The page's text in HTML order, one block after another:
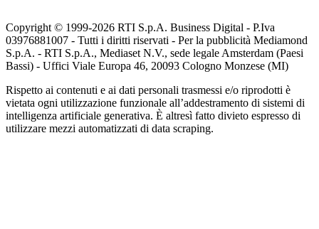
Copyright © 1999-2026 RTI S.p.A. Business Digital - P.Iva
03976881007 - Tutti i diritti riservati - Per la pubblicità Mediamond
S.p.A. - RTI S.p.A., Mediaset N.V., sede legale Amsterdam (Paesi
Bassi) - Uffici Viale Europa 46, 20093 Cologno Monzese (MI)
Rispetto ai contenuti e ai dati personali trasmessi e/o riprodotti è
vietata ogni utilizzazione funzionale all’addestramento di sistemi di
intelligenza artificiale generativa. È altresì fatto divieto espresso di
utilizzare mezzi automatizzati di data scraping.